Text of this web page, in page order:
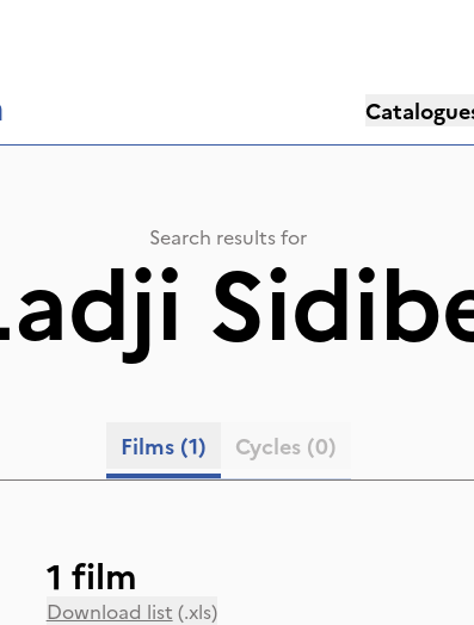
Search results for
Films (1) Cycles (0)
1 film
Download list (.xls)